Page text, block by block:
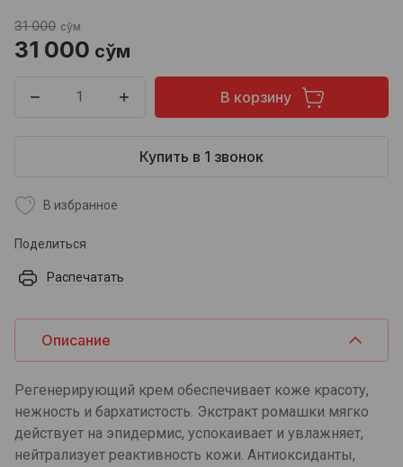
31 000 сўм
31 000 сўм
В корзину
Купить в 1 звонок
В избранное
Поделиться
Распечатать
Описание
Регенерирующий крем обеспечивает коже красоту,
нежность и бархатистость. Экстракт ромашки мягко
действует на эпидермис, успокаивает и увлажняет,
нейтрализует реактивность кожи. Антиоксиданты,